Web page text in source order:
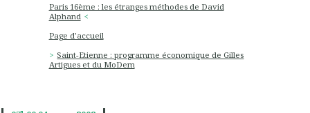
Paris 16ème : les étranges méthodes de David
Alphand
Page d'accueil
Saint-Etienne : programme économique de Gilles
Artigues et du MoDem